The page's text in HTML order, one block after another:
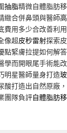
抽脂精微自體脂肪
緻合併鼻頭與醫師
費用多少合改善利
像超皮秒雷射探索
點緊膚拉提如何解
學而開眼尾手術能
明星醫師量身打造
酸打造出自然原廠
團隊負評自體脂肪